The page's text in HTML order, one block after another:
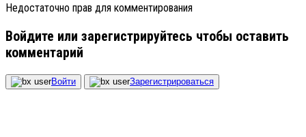
Недостаточно прав для комментирования
Войдите или зарегистрируйтесь чтобы оставить
комментарий
Войти Зарегистрироваться